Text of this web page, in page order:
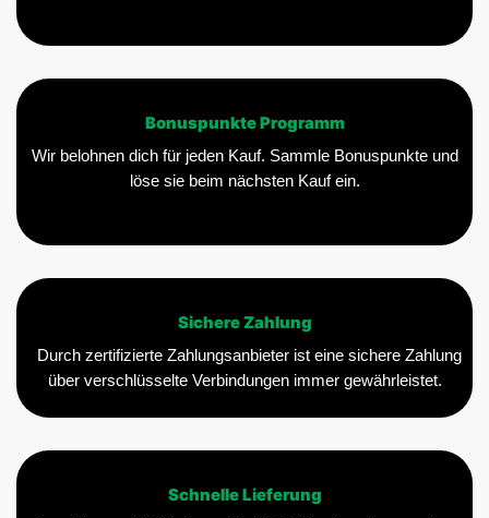
Bonuspunkte Programm
Wir belohnen dich für jeden Kauf. Sammle Bonuspunkte und
löse sie beim nächsten Kauf ein.
Sichere Zahlung
Durch zertifizierte Zahlungsanbieter ist eine sichere Zahlung
über verschlüsselte Verbindungen immer gewährleistet.
Schnelle Lieferung